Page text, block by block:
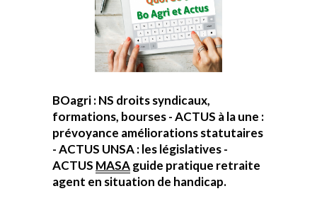
BOagri : NS droits syndicaux,
formations, bourses - ACTUS à la une :
prévoyance améliorations statutaires
- ACTUS UNSA : les législatives -
ACTUS MASAguide pratique retraite
agent en situation de handicap.